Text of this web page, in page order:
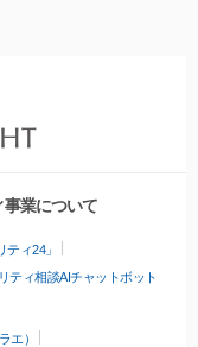
業について
ィ24」
ティ相談AIチャットボット
エ）